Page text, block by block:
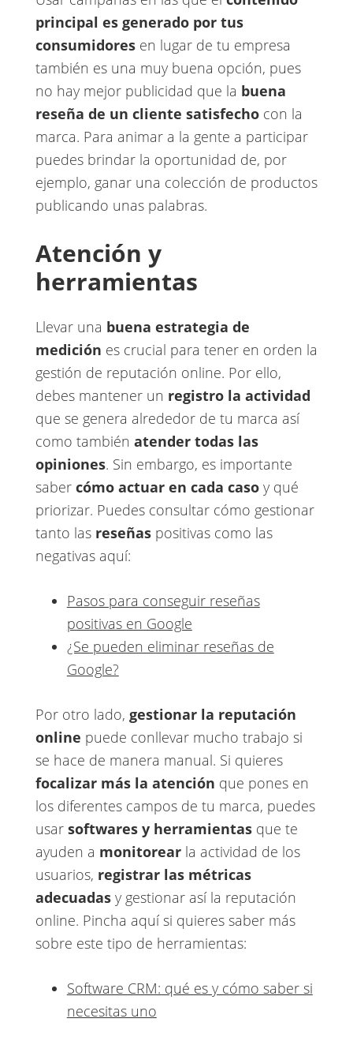
principal es generado por tus
consumidores ​en lugar de tu empresa
también es una muy buena opción, pues
no hay mejor publicidad que la ​ buena
reseña de un cliente satisfecho con la
marca. Para animar a la gente a participar
puedes brindar la oportunidad de, por
ejemplo, ganar una colección de productos
publicando unas palabras.
Atención y
herramientas
Llevar una ​ buena estrategia de
medición es crucial para tener en orden la
gestión de reputación online. Por ello,
debes mantener un ​ registro la actividad
que se genera alrededor de tu marca así
como también ​ atender todas las
opiniones​. Sin embargo, es importante
saber cómo actuar en cada caso ​y qué
priorizar. Puedes consultar cómo gestionar
tanto las ​ reseñas​ positivas como las
negativas aquí:
Pasos para conseguir reseñas
positivas en Google
¿Se pueden eliminar reseñas de
Google?
Por otro lado, gestionar la reputación
online puede conllevar mucho trabajo si
se hace de manera manual. Si quieres ​
focalizar más la atención que pones en
los diferentes campos de tu marca, puedes
usar ​ softwares y herramientas que te
ayuden a ​ monitorear ​la actividad de los
usuarios, ​ registrar las métricas
adecuadas ​y gestionar así la reputación
online. Pincha aquí si quieres saber más
sobre este tipo de herramientas:
Software CRM: qué es y cómo saber si
necesitas uno